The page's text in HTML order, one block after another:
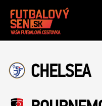
CHELSEA